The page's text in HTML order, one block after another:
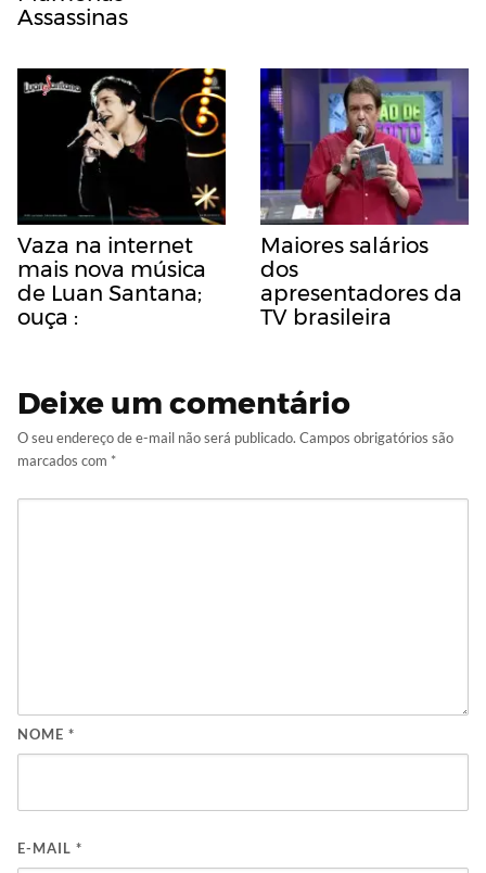
Assassinas
Vaza na internet
mais nova música
de Luan Santana;
ouça :
Maiores salários
dos
apresentadores da
TV brasileira
Deixe um comentário
O seu endereço de e-mail não será publicado. Campos obrigatórios são
marcados com *
NOME *
E-MAIL *